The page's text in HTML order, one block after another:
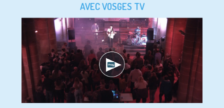
AVEC VOSGES TV